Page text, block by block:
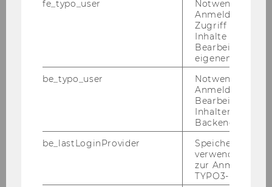
[Discussant: Lukas Sablica]
Fri, December 5 / 09:30-12:00
Probabilistic
Model Clustering of
Directional Embeddings:
Spherical Distributions
[Discussant: Robert
fe_typo_user
Notwendig für
Anmeldung und
Zugriff auf
Inhalte oder zur
Bearbeitung des
eigenen Profils.
be_typo_user
Notwendig für
Anmeldung und
Bearbeitung von
Inhalten im
Backend.
be_lastLoginProvider
Speichert die
verwendete
zur Anmeldung
TYPO3-Backend.